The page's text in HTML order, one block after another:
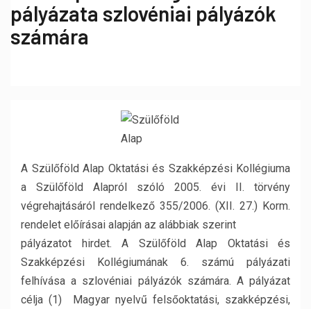
pályázata szlovéniai pályázók
számára
A Szülőföld Alap Oktatási és Szakképzési Kollégiuma
a Szülőföld Alapról szóló 2005. évi II. törvény
végrehajtásáról rendelkező 355/2006. (XII. 27.) Korm.
rendelet előírásai alapján az alábbiak szerint
pályázatot hirdet. A Szülőföld Alap Oktatási és
Szakképzési Kollégiumának 6. számú pályázati
felhívása a szlovéniai pályázók számára. A pályázat
célja (1) Magyar nyelvű felsőoktatási, szakképzési,